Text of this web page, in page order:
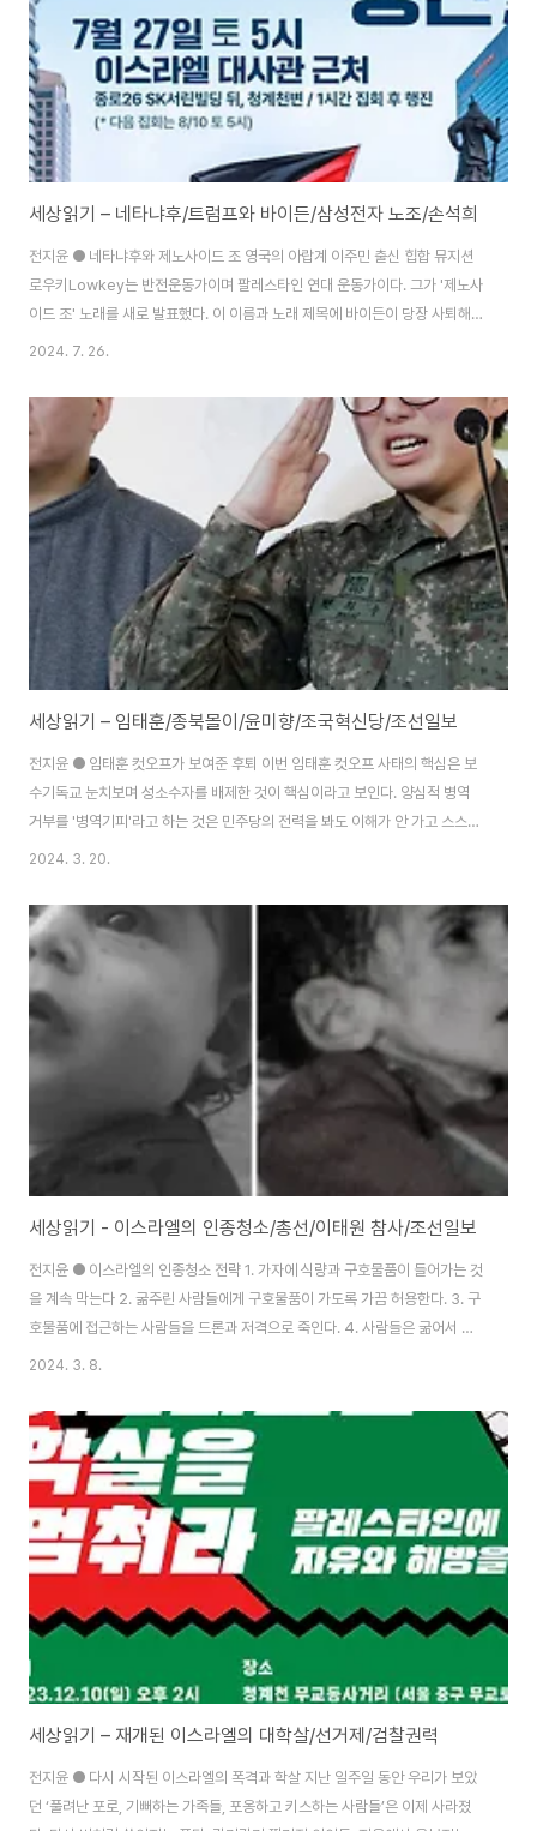
고 말하지만, 10월 7일..
세상읽기 – 네타냐후/트럼프와 바이든/삼성전자 노조/손석희
전지윤 ● 네타냐후와 제노사이드 조 영국의 아랍계 이주민 출신 힙합 뮤지션
로우키Lowkey는 반전운동가이며 팔레스타인 연대 운동가이다. 그가 '제노사
이드 조' 노래를 새로 발표했다. 이 이름과 노래 제목에 바이든이 당장 사퇴해야
할 모든 이유가 담겨 있다.https://www.youtube.com/watch?
은 이스라엘의 경제와 군사력을 지탱하는 석유와 석탄을 계속 공급하고 있다.
국제적으로 저명하고 신뢰받는 의학 전문지 랜싯>은 가자지구 대량학살의 사
망자 수가 전체 인구의 8%인 186,000명 이상이 될 수 있다는 기사를 발표했
다. "이것은 종말론적인 수치"이다.이스라엘은 가자 북부-> 중부-> 남부로 폭
격을 확대하다가 다..
2024. 7. 26.
세상읽기 – 임태훈/종북몰이/윤미향/조국혁신당/조선일보
전지윤 ● 임태훈 컷오프가 보여준 후퇴 이번 임태훈 컷오프 사태의 핵심은 보
수기독교 눈치보며 성소수자를 배제한 것이 핵심이라고 보인다. 양심적 병역
거부를 '병역기피'라고 하는 것은 민주당의 전력을 봐도 이해가 안 가고 스스로
모순된 것이기 때문이다. 채상병의 정의를 위해 싸워온 임태훈 소장은 군인권
고 변희수 하사의 목소리를 대변했던 사람이다. 그 자신이 진작에 공개적으로
커밍아웃하고 활동해 온 성소수자 당사자이기도 하다. 따라서 보수기독교 진영
은 절대로 반대하는 것이고 결국 민주당을 압박해 굴복시켰다. 바로 이런 구조
와 방식이 그동안 한국사회에서 성평등의 진전과 성소수자의 인권, 차별금지법
을 거듭 막아온 것이고 앞으로도 또 막을 ..
2024. 3. 20.
세상읽기 - 이스라엘의 인종청소/총선/이태원 참사/조선일보
전지윤 ● 이스라엘의 인종청소 전략 1. 가자에 식량과 구호물품이 들어가는 것
을 계속 막는다 2. 굶주린 사람들에게 구호물품이 가도록 가끔 허용한다. 3. 구
호물품에 접근하는 사람들을 드론과 저격으로 죽인다. 4. 사람들은 굶어서 죽
고 총에 맞아 죽는다. 다 죽는다. 바이든이 최근 '가자에 대한 구호 지원을 늘리
어뜨린 구호품을 받다가, 미국이 제공한 총알과 폭탄으로 죽고, 미국 언론은 이
스라엘은 스스로를 방어할 권리가 있다며 그 죽음을 보도한다." 미국에 '감
사'하는 팔레스타인 주민 "우리를 친절하고 정중하게 대하는 좋은 미국인들에
게 감사합니다. 그들은 우리에게 빵과 샌드위치를 주고 이스라엘에는 미사일과
탱크, 전투기를 주죠..
2024. 3. 8.
세상읽기 – 재개된 이스라엘의 대학살/선거제/검찰권력
전지윤 ● 다시 시작된 이스라엘의 폭격과 학살 지난 일주일 동안 우리가 보았
던 ‘풀려난 포로, 기뻐하는 가족들, 포옹하고 키스하는 사람들’은 이제 사라졌